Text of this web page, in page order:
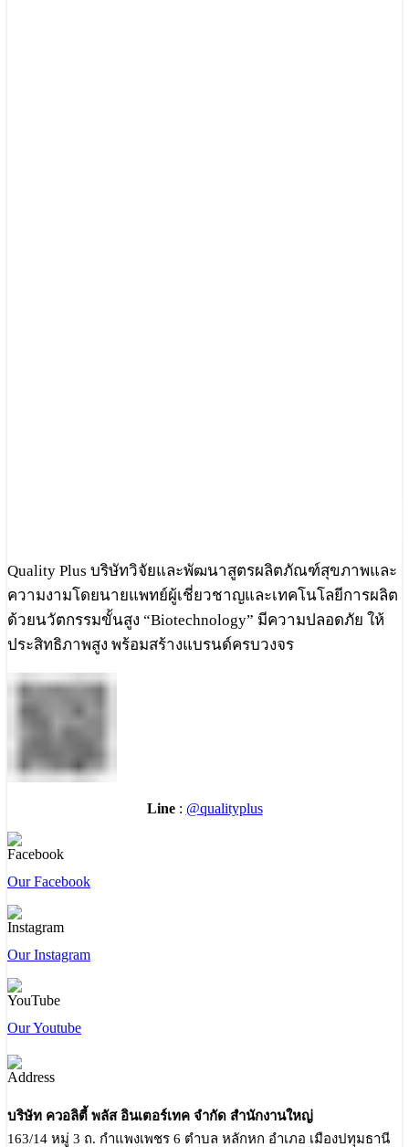
Quality Plus บริษัทวิจัยและพัฒนาสูตรผลิตภัณฑ์สุขภาพและ
ความงามโดยนายแพทย์ผู้เชี่ยวชาญและเทคโนโลยีการผลิต
ด้วยนวัตกรรมขั้นสูง “Biotechnology” มีความปลอดภัย ให้
ประสิทธิภาพสูง พร้อมสร้างแบรนด์ครบวงจร
Line: @qualityplus
Our Facebook
Our Instagram
Our Youtube
บริษัท ควอลิตี้ พลัส อินเตอร์เทค จำกัด สำนักงานใหญ่
163/14 หมู่ 3 ถ. กำแพงเพชร 6 ตำบล หลักหก อำเภอ เมืองปทุมธานี